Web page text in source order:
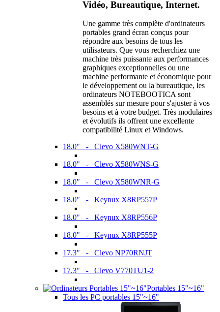
Vidéo, Bureautique, Internet.
Une gamme très complète d'ordinateurs
portables grand écran conçus pour
répondre aux besoins de tous les
utilisateurs. Que vous recherchiez une
machine très puissante aux performances
graphiques exceptionnelles ou une
machine performante et économique pour
le développement ou la bureautique, les
ordinateurs NOTEBOOTICA sont
assemblés sur mesure pour s'ajuster à vos
besoins et à votre budget. Très modulaires
et évolutifs ils offrent une excellente
compatibilité Linux et Windows.
18.0" - Clevo X580WNT-G
18.0" - Clevo X580WNS-G
18.0" - Clevo X580WNR-G
18.0" - Keynux X8RP557P
18.0" - Keynux X8RP556P
18.0" - Keynux X8RP555P
17.3" - Clevo NP70RNJT
17.3" - Clevo V770TU1-2
Portables 15"~16"
Tous les PC portables 15"~16"